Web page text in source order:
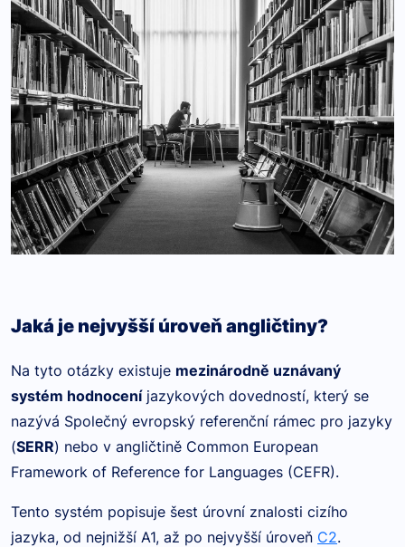
Jaká je nejvyšší úroveň angličtiny?
Na tyto otázky existuje mezinárodně uznávaný
systém hodnoceníjazykových dovedností, který se
nazývá Společný evropský referenční rámec pro jazyky
(SERR) nebo v angličtině Common European
Framework of Reference for Languages (CEFR).
Tento systém popisuje šest úrovní znalosti cizího
jazyka, od nejnižší A1, až po nejvyšší úroveň C2.